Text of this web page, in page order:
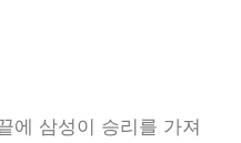
에 삼성이 승리를 가져